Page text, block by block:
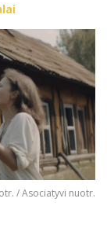
/ Asociatyvi nuotr.